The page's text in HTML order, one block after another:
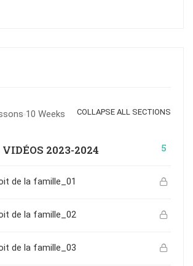
10 Weeks COLLAPSE ALL SECTIONS
VIDÉOS 2023-2024 5
de la famille_01
de la famille_02
de la famille_03